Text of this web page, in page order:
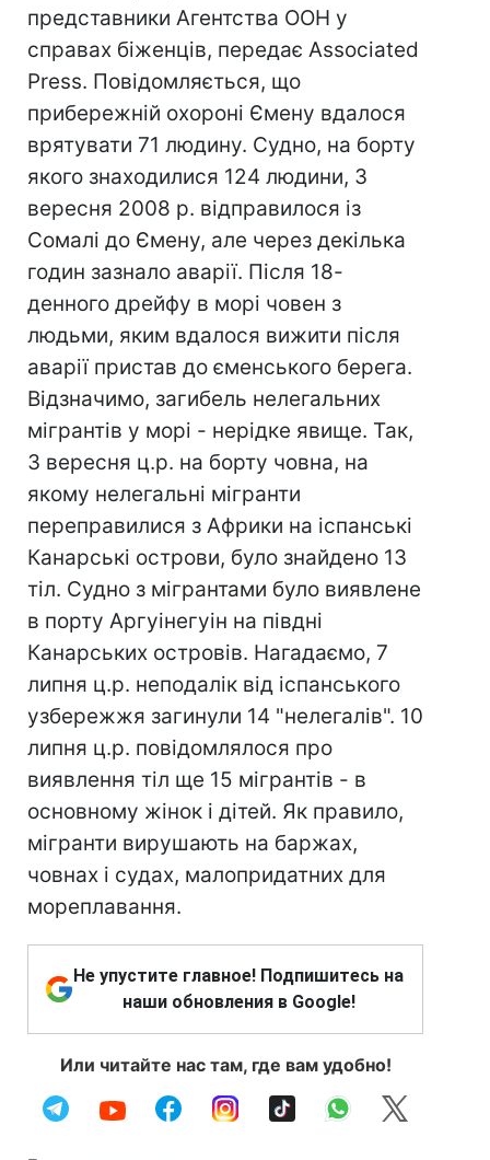
представники Агентства ООН у
справах біженців, передає Associated
Press. Повідомляється, що
прибережній охороні Ємену вдалося
врятувати 71 людину. Судно, на борту
якого знаходилися 124 людини, 3
вересня 2008 р. відправилося із
Сомалі до Ємену, але через декілька
годин зазнало аварії. Після 18-
денного дрейфу в морі човен з
людьми, яким вдалося вижити після
аварії пристав до єменського берега.
Відзначимо, загибель нелегальних
мігрантів у морі - нерідке явище. Так,
3 вересня ц.р. на борту човна, на
якому нелегальні мігранти
переправилися з Африки на іспанські
Канарські острови, було знайдено 13
тіл. Судно з мігрантами було виявлене
в порту Аргуінегуін на півдні
Канарських островів. Нагадаємо, 7
липня ц.р. неподалік від іспанського
узбережжя загинули 14 "нелегалів". 10
липня ц.р. повідомлялося про
виявлення тіл ще 15 мігрантів - в
основному жінок і дітей. Як правило,
мігранти вирушають на баржах,
човнах і судах, малопридатних для
мореплавання.
Не упустите главное! Подпишитесь на
наши обновления в Google!
Или читайте нас там, где вам удобно!